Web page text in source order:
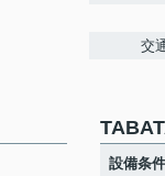
交
設備条件